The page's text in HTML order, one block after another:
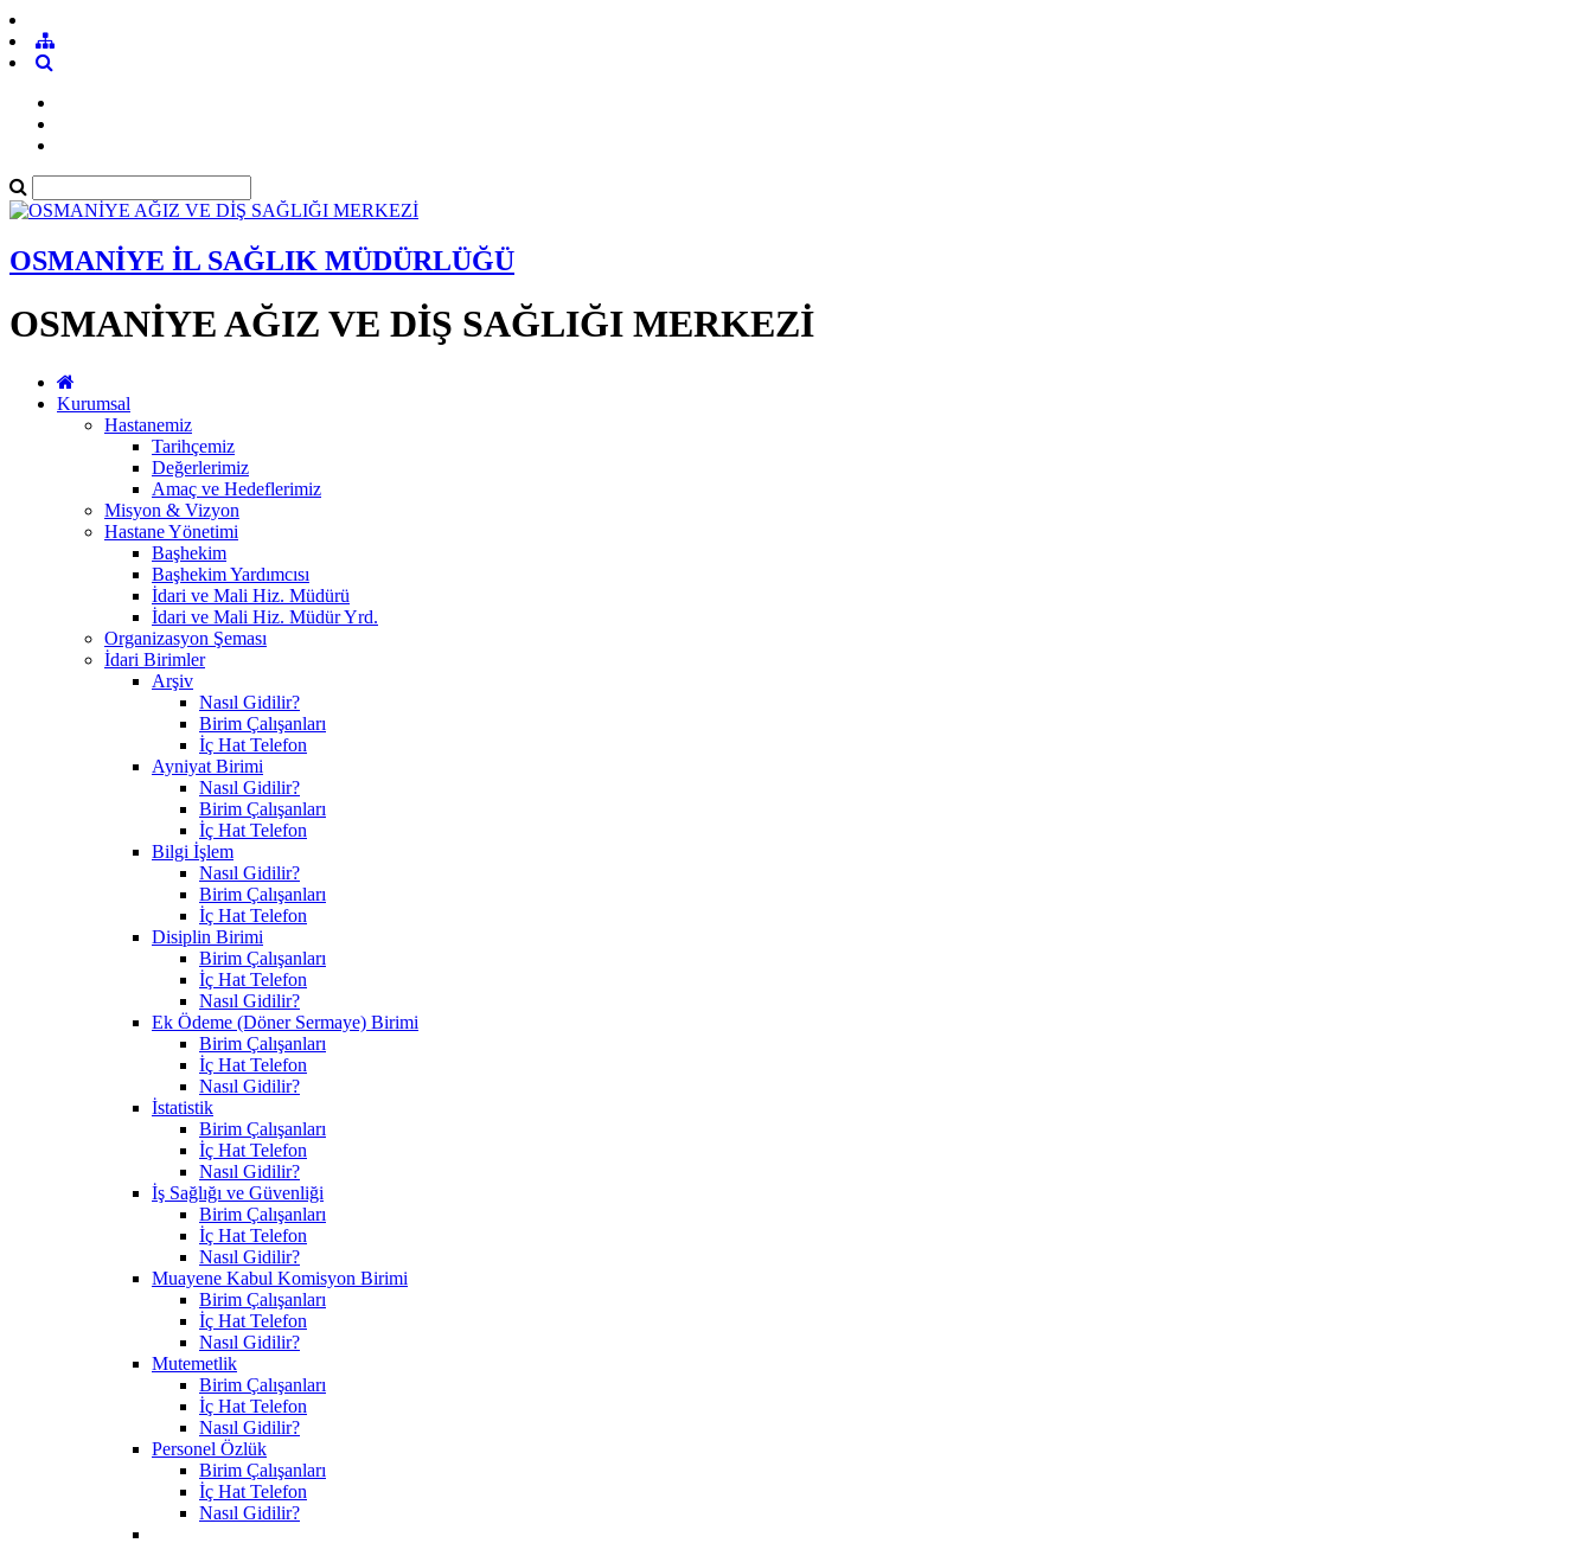
OSMANİYE İL SAĞLIK MÜDÜRLÜĞÜ
OSMANİYE AĞIZ VE DİŞ SAĞLIĞI MERKEZİ
Kurumsal
Hastanemiz
Tarihçemiz
Değerlerimiz
Amaç ve Hedeflerimiz
Misyon & Vizyon
Hastane Yönetimi
Başhekim
Başhekim Yardımcısı
İdari ve Mali Hiz. Müdürü
İdari ve Mali Hiz. Müdür Yrd.
Organizasyon Şeması
İdari Birimler
Arşiv
Nasıl Gidilir?
Birim Çalışanları
İç Hat Telefon
Ayniyat Birimi
Nasıl Gidilir?
Birim Çalışanları
İç Hat Telefon
Bilgi İşlem
Nasıl Gidilir?
Birim Çalışanları
İç Hat Telefon
Disiplin Birimi
Birim Çalışanları
İç Hat Telefon
Nasıl Gidilir?
Ek Ödeme (Döner Sermaye) Birimi
Birim Çalışanları
İç Hat Telefon
Nasıl Gidilir?
İstatistik
Birim Çalışanları
İç Hat Telefon
Nasıl Gidilir?
İş Sağlığı ve Güvenliği
Birim Çalışanları
İç Hat Telefon
Nasıl Gidilir?
Muayene Kabul Komisyon Birimi
Birim Çalışanları
İç Hat Telefon
Nasıl Gidilir?
Mutemetlik
Birim Çalışanları
İç Hat Telefon
Nasıl Gidilir?
Personel Özlük
Birim Çalışanları
İç Hat Telefon
Nasıl Gidilir?